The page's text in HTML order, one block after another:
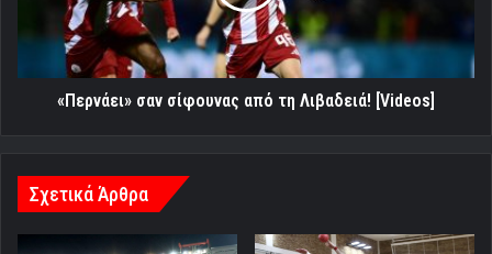
Λιβαδειά!
[Videos]
«Περνάει» σαν σίφουνας από τη Λιβαδειά! [Videos]
Σχετικά Άρθρα